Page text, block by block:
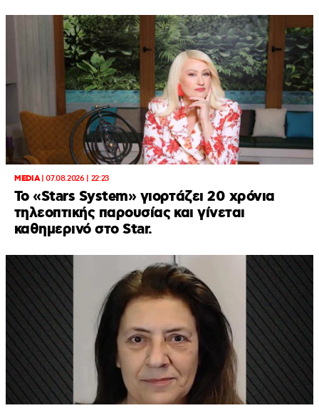
MEDIA|07.08.2026 | 22:23
Το «Stars System» γιορτάζει 20 χρόνια
τηλεοπτικής παρουσίας και γίνεται
καθημερινό στο Star.